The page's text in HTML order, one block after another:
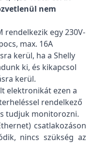
nem
rendelkezik egy 230V-
max. 16A
kerül, ha a Shelly
ki, és kikapcsol
kerül.
elektronikát ezen a
rendelkező
tudjuk monitorozni.
csatlakozáson
nincs szükség az